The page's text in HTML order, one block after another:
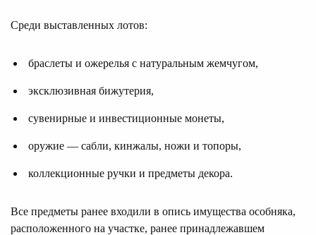
Среди выставленных лотов:
браслеты и ожерелья с натуральным жемчугом,
эксклюзивная бижутерия,
сувенирные и инвестиционные монеты,
оружие — сабли, кинжалы, ножи и топоры,
коллекционные ручки и предметы декора.
Все предметы ранее входили в опись имущества особняка,
расположенного на участке, ранее принадлежавшем